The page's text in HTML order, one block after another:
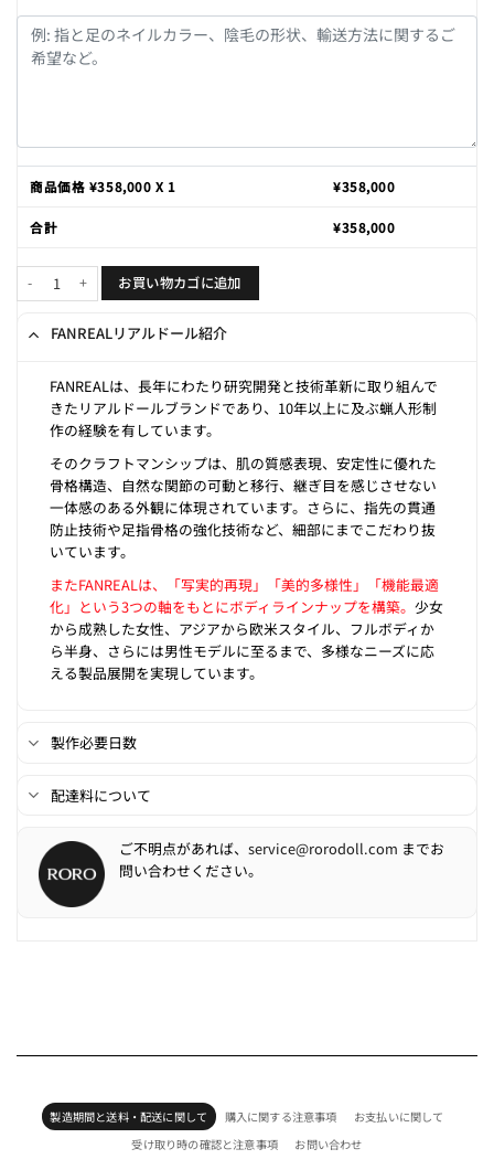
商品価格 ¥358,000 X 1 ¥358,000
合計 ¥358,000
Maria 155cm F-cup個お買い物カゴに追加
FANREALリアルドール紹介
FANREALは、長年にわたり研究開発と技術革新に取り組んで
きたリアルドールブランドであり、10年以上に及ぶ蝋人形制
作の経験を有しています。
そのクラフトマンシップは、肌の質感表現、安定性に優れた
骨格構造、自然な関節の可動と移行、継ぎ目を感じさせない
一体感のある外観に体現されています。さらに、指先の貫通
防止技術や足指骨格の強化技術など、細部にまでこだわり抜
いています。
またFANREALは、「写実的再現」「美的多様性」「機能最適
化」という3つの軸をもとにボディラインナップを構築。少女
から成熟した女性、アジアから欧米スタイル、フルボディか
ら半身、さらには男性モデルに至るまで、多様なニーズに応
える製品展開を実現しています。
製作必要日数
配達料について
ご不明点があれば、 service@rorodoll.com までお
問い合わせください。
製造期間と送料・配送に関して 購入に関する注意事項
お支払いに関して
受け取り時の確認と注意事項
お問い合わせ